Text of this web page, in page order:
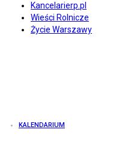
Kancelarierp.pl
Wieści Rolnicze
Życie Warszawy
KALENDARIUM